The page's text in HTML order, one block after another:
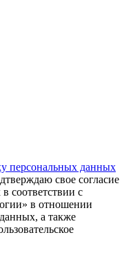
персональных данных
свое согласие
соответствии с
в отношении
а также